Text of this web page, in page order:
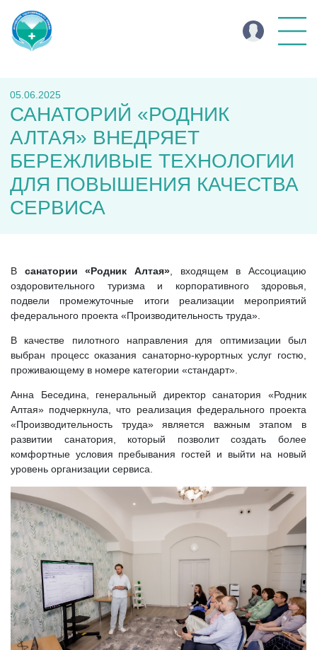
05.06.2025
САНАТОРИЙ «РОДНИК
АЛТАЯ» ВНЕДРЯЕТ
БЕРЕЖЛИВЫЕ ТЕХНОЛОГИИ
ДЛЯ ПОВЫШЕНИЯ КАЧЕСТВА
СЕРВИСА
В санатории «Родник Алтая» , входящем в Ассоциацию
оздоровительного туризма и корпоративного здоровья,
подвели промежуточные итоги реализации мероприятий
федерального проекта «Производительность труда».
В качестве пилотного направления для оптимизации был
выбран процесс оказания санаторно-курортных услуг гостю,
проживающему в номере категории «стандарт».
Анна Беседина, генеральный директор санатория «Родник
Алтая» подчеркнула, что реализация федерального проекта
«Производительность труда» является важным этапом в
развитии санатория, который позволит создать более
комфортные условия пребывания гостей и выйти на новый
уровень организации сервиса.